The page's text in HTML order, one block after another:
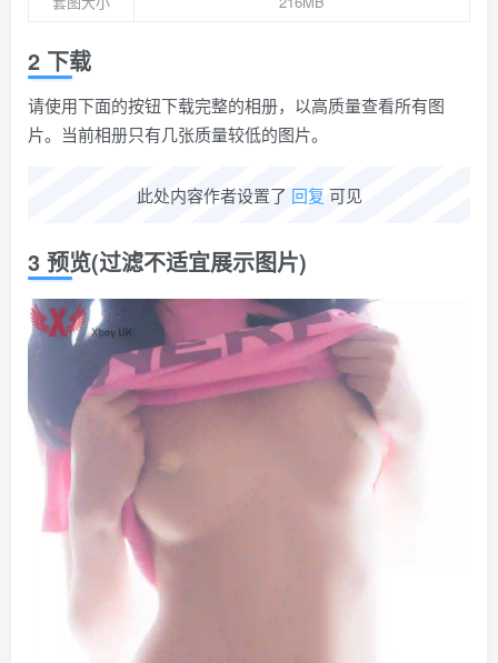
2 下载
请使用下面的按钮下载完整的相册，以高质量查看所有图
片。当前相册只有几张质量较低的图片。
此处内容作者设置了 回复 可见
3 预览(过滤不适宜展示图片)